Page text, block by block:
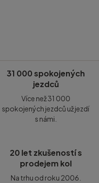
31 000 spokojených
jezdců
Více než 31 000
spokojených jezdců už jezdí
s námi.
20 let zkušeností s
prodejem kol
Na trhu od roku 2006.